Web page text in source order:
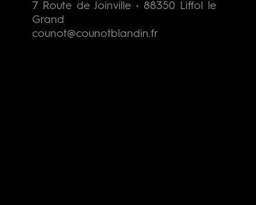
7 Route de Joinville • 88350 Liffol le
Grand
counot@counotblandin.fr